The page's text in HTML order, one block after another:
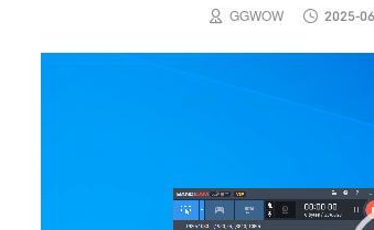
 GGWOW  2025-